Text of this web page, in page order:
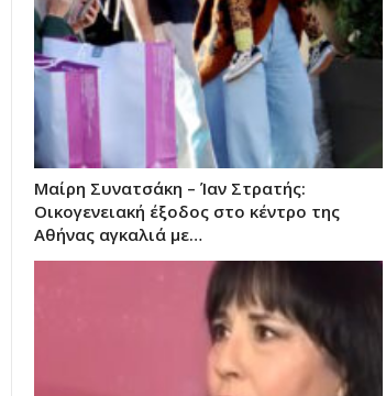
Μαίρη Συνατσάκη – Ίαν Στρατής:
Οικογενειακή έξοδος στο κέντρο της
Αθήνας αγκαλιά με…